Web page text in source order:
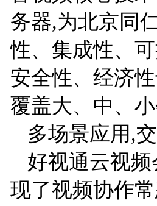
务器,为北京同
性、集成性、
安全性、经济
覆盖大、中、
多场景应用,
好视通云视
现了视频协作